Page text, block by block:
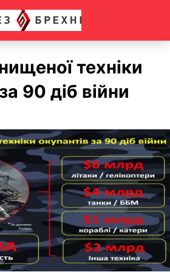
техніки
90 діб війни